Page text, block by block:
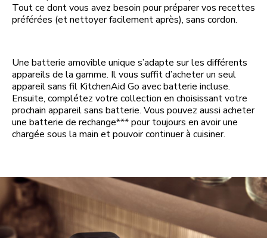
Tout ce dont vous avez besoin pour préparer vos recettes
préférées (et nettoyer facilement après), sans cordon.
Une batterie amovible unique s’adapte sur les différents
appareils de la gamme. Il vous suffit d’acheter un seul
appareil sans fil KitchenAid Go avec batterie incluse.
Ensuite, complétez votre collection en choisissant votre
prochain appareil sans batterie. Vous pouvez aussi acheter
une batterie de rechange*** pour toujours en avoir une
chargée sous la main et pouvoir continuer à cuisiner.